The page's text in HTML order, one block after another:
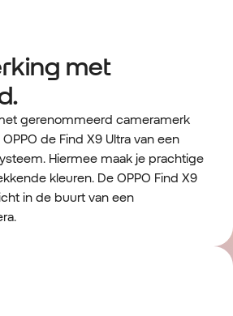
met
gerenommeerd cameramerk
de Find X9 Ultra van een
Hiermee maak je prachtige
kleuren. De OPPO Find X9
in de buurt van een